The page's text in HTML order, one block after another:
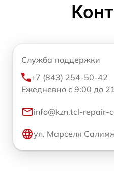
Служба поддержки
+7 (843) 254-50-42
Ежедневно с 9:00 до
info@kzn.tcl-repair-
ул. Марселя